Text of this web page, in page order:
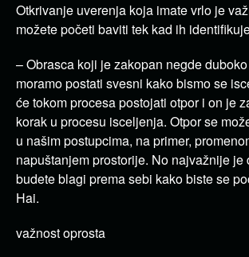
Otkrivanje uverenja koja imate vrlo je
možete početi baviti tek kad ih
– Obrasca koji je zakopan negde
moramo postati svesni kako bismo se
će tokom procesa postojati otpor i on je
korak u procesu isceljenja. Otpor se
u našim postupcima, na primer,
napuštanjem prostorije. No najvažnije je
budete blagi prema sebi kako biste se
Hai.
važnost oprosta